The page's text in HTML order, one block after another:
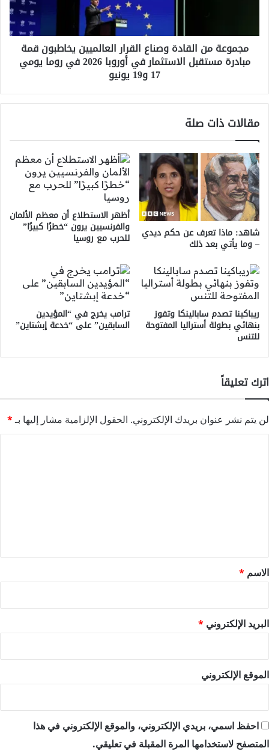
مبادرة
مستقبل
الاستثمار
2026
روما
و19
يونيو
مجموعة من القادة وصناع القرار العالميين يخاطبون قمة
مبادرة مستقبل الاستثمار في أوروبا 2026 في روما يومي
17 و19 يونيو
مقالات ذات صلة
شاهد: ماذا تعرف عن حكم ديدي
– وما يأتي بعد ذلك
أظهر الاستطلاع أن معظم الألمان
والفرنسيين يرون “خطرًا كبيرًا”
للحرب مع روسيا
ريباكينا تصدم سابالينكا وتفوز
بنهائي بطولة أستراليا المفتوحة
للتنس
ترامب يخرج في “المؤيدين
السابقين” على “خدعة إبشتاين”
اترك تعليقاً
لن يتم نشر عنوان بريدك الإلكتروني. الحقول الإلزامية مشار إليها بـ*
*
الاسم *
البريد الإلكتروني *
الموقع الإلكتروني
احفظ اسمي، بريدي الإلكتروني، والموقع الإلكتروني في هذا
المتصفح لاستخدامها المرة المقبلة في تعليقي.